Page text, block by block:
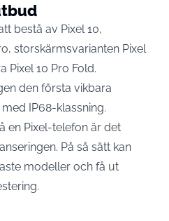
bestå av Pixel 10,
storskärmsvarianten Pixel
Pixel 10 Pro Fold.
den första vikbara
IP68-klassning.
en Pixel-telefon är det
På så sätt kan
modeller och få ut